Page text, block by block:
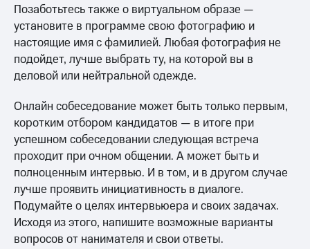
Позаботьтесь также о виртуальном образе —
установите в программе свою фотографию и
настоящие имя с фамилией. Любая фотография не
подойдет, лучше выбрать ту, на которой вы в
деловой или нейтральной одежде.
Онлайн собеседование может быть только первым,
коротким отбором кандидатов — в итоге при
успешном собеседовании следующая встреча
проходит при очном общении. А может быть и
полноценным интервью. И в том, и в другом случае
лучше проявить инициативность в диалоге.
Подумайте о целях интервьюера и своих задачах.
Исходя из этого, напишите возможные варианты
вопросов от нанимателя и свои ответы.